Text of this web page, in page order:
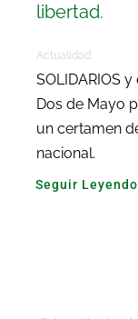
libertad.
Actualidad
SOLIDARIOS
Dos de Mayo
un certamen
nacional.
Seguir Leyendo